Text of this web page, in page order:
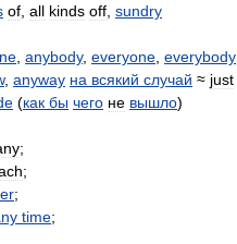
of all kinds off sundry
anybody, everyone everybody
, anyway на всякий случай ≈ just
(как бы чего не вышло)
;
;
;
time;